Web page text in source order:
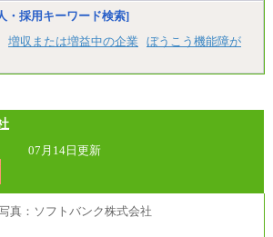
期間中も給与に変更はございません。
（２）
円～
収：490万円～1,100万円
万円/38歳・月給59万円 *残業代・家族手当
円～
収：340万円～610万円
：
万円/28歳・月給26万円
・採用キーワード検索]
増収または増益中の企業
ぼうこう機能障が
07月14日更新